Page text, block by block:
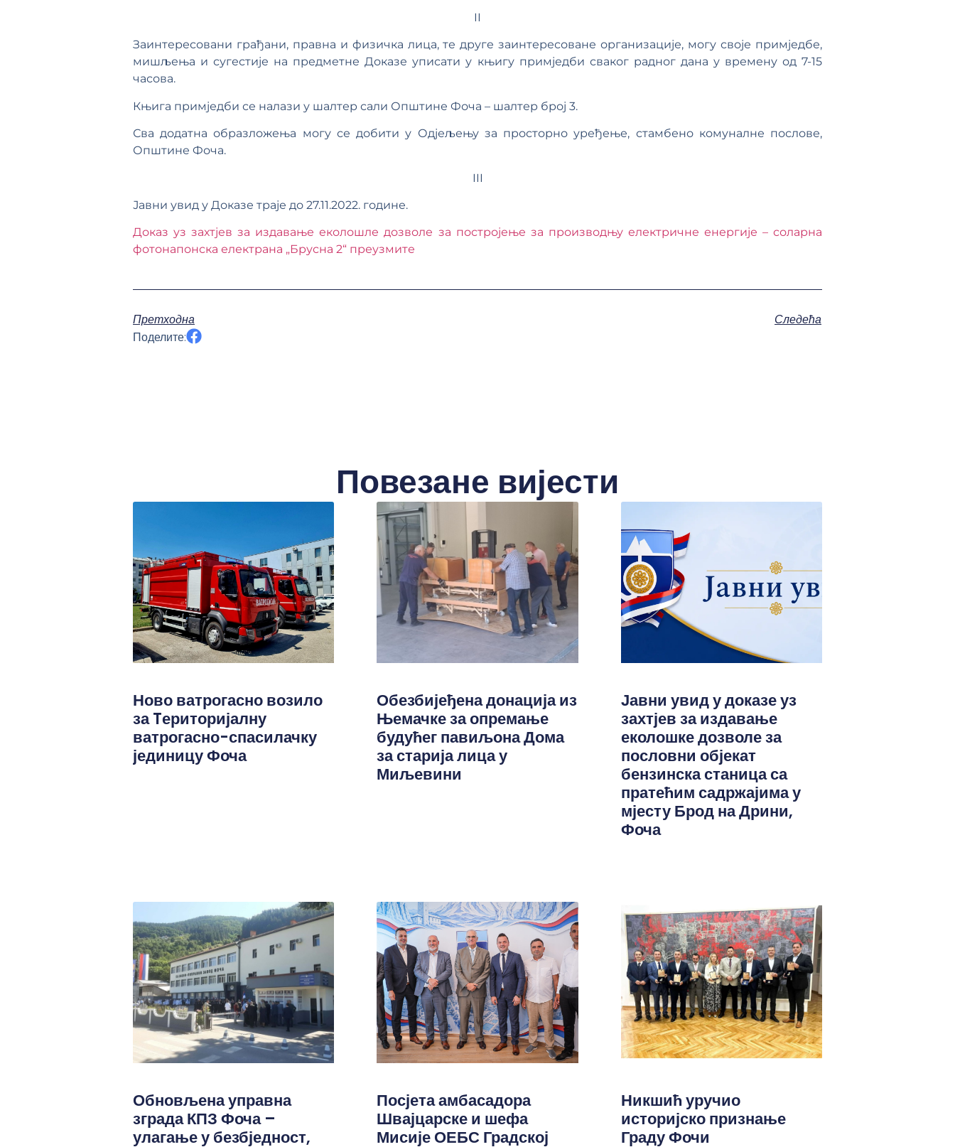
II
Заинтересовани грађани, правна и физичка лица, те друге заинтересоване организације, могу своје примједбе,
мишљења и сугестије на предметне Доказе уписати у књигу примједби сваког радног дана у времену од 7-15
часова.
Књига примједби се налази у шалтер сали Општине Фоча – шалтер број 3.
Сва додатна образложења могу се добити у Одјељењу за просторно уређење, стамбено комуналне послове,
Општине Фоча.
III
Јавни увид у Доказе траје до 27.11.2022. године.
Доказ уз захтјев за издавање еколошле дозволе за постројење за производњу електричне енергије – соларна
фотонапонска електрана „Брусна 2“ преузмите
Претходна
Следећа
Поделите:
Повезане вијести
Ново ватрогасно возило
за Tериторијалну
ватрогасно-спасилачку
јединицу Фоча
Обезбијеђена донација из
Њемачке за опремање
будућег павиљона Дома
за старија лица у
Миљевини
Јавни увид у доказе уз
захтјев за издавање
еколошке дозволе за
пословни објекат
бензинска станица са
пратећим садржајима у
мјесту Брод на Дрини,
Фоча
Обновљена управна
зграда КПЗ Фоча –
улагање у безбједност,
Посјета амбасадора
Швајцарске и шефа
Мисије ОЕБС Градској
Никшић уручио
историјско признање
Граду Фочи